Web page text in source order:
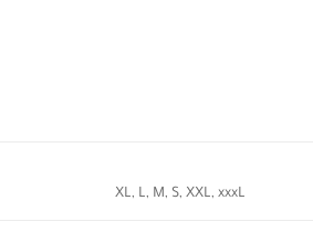
XL, L, M, S, XXL, xxxL